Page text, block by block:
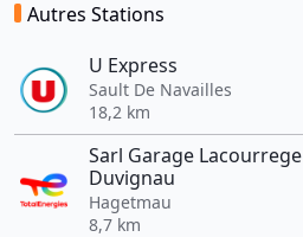
Autres Stations
U Express
Sault De Navailles
18,2 km
Sarl Garage Lacourrege
Duvignau
Hagetmau
8,7 km